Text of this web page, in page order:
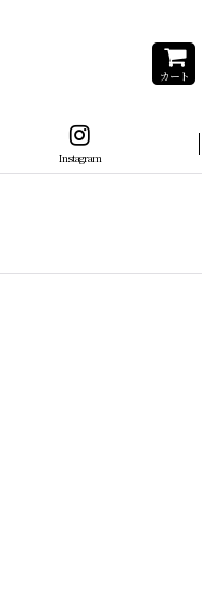
カート
Instagram